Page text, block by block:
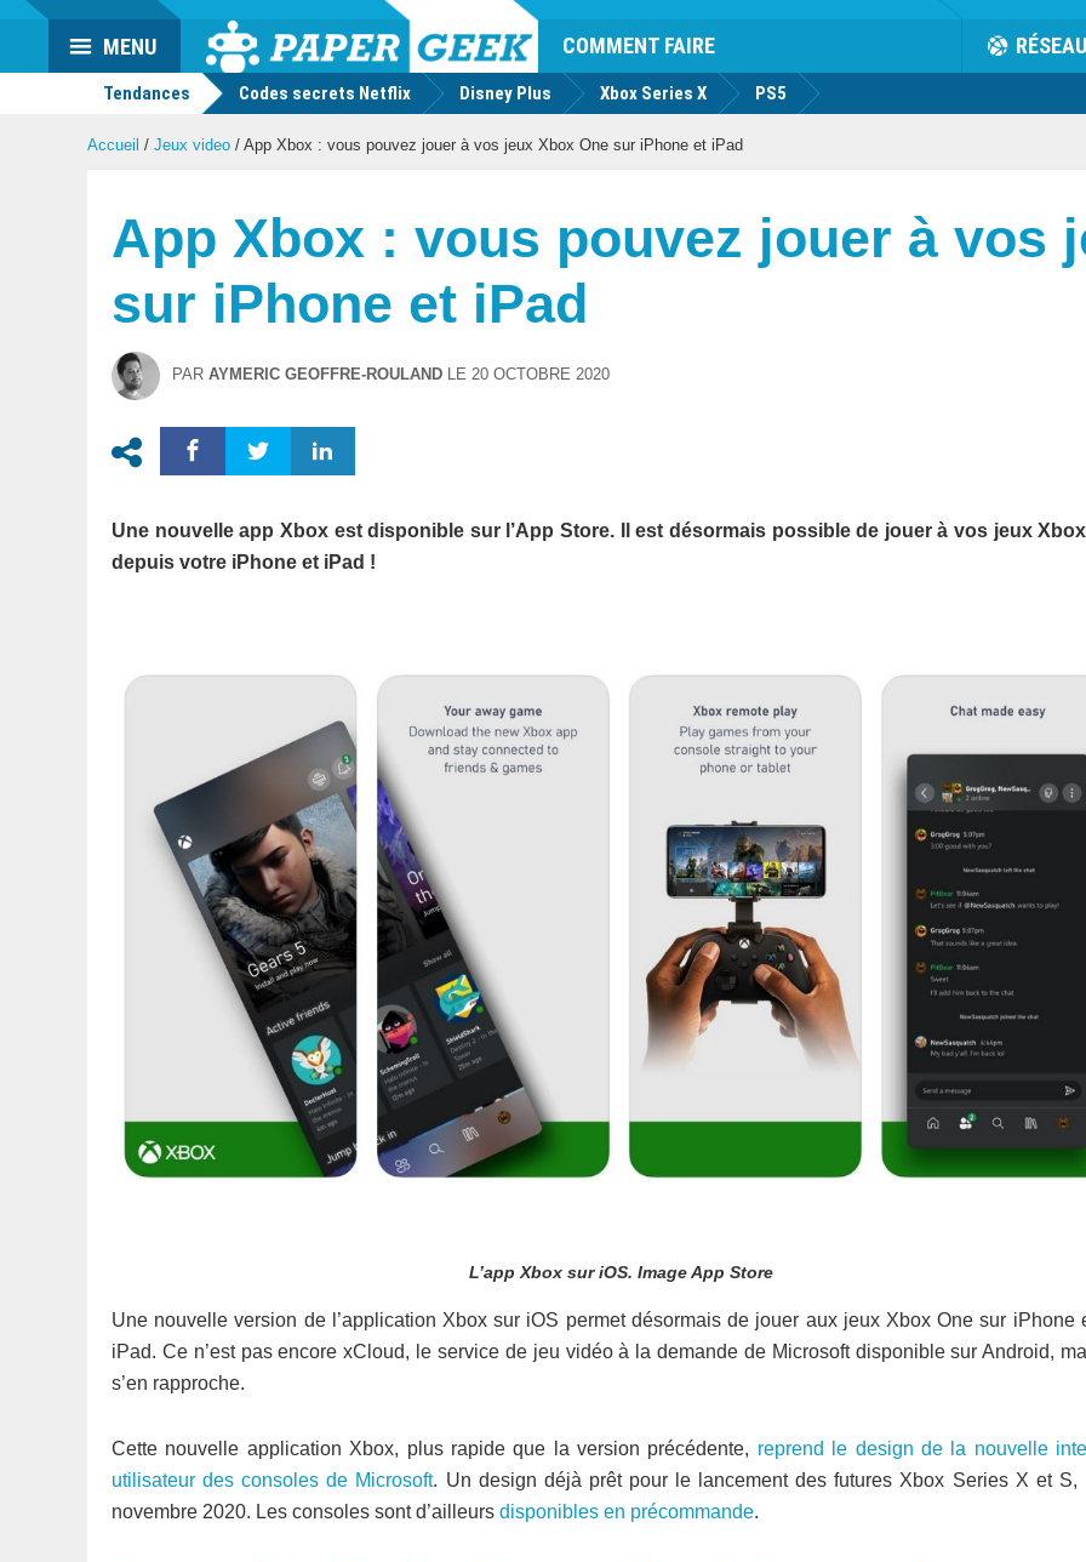
Actu
geek
COMMENT FAIRE RÉSEAU
MENU
Tendances Codes secrets Netflix Disney Plus Xbox Series X PS5
Accueil / Jeux video / App Xbox : vous pouvez jouer à vos jeux Xbox One sur iPhone et iPad
App Xbox : vous pouvez jouer à vos
sur iPhone et iPad
PAR AYMERIC GEOFFRE-ROULAND LE 20 OCTOBRE 2020
Une nouvelle app Xbox est disponible sur l’App Store. Il est désormais possible de jouer à vos jeux
depuis votre iPhone et iPad !
L’app Xbox sur iOS. Image App Store
Une nouvelle version de l’application Xbox sur iOS permet désormais de jouer aux jeux Xbox One sur iPhone
iPad. Ce n’est pas encore xCloud, le service de jeu vidéo à la demande de Microsoft disponible sur Android,
s’en rapproche.
Cette nouvelle application Xbox, plus rapide que la version précédente, reprend le design de la nouvelle
utilisateur des consoles de Microsoft. Un design déjà prêt pour le lancement des futures Xbox Series X et S,
novembre 2020. Les consoles sont d’ailleurs disponibles en précommande.